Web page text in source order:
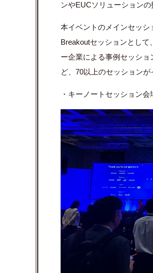
ンやEUCソリューションの
本イベントのメインセッシ
Breakoutセッションとし
ー企業による事例セッシ
ど、70以上のセッションが
・キーノートセッション